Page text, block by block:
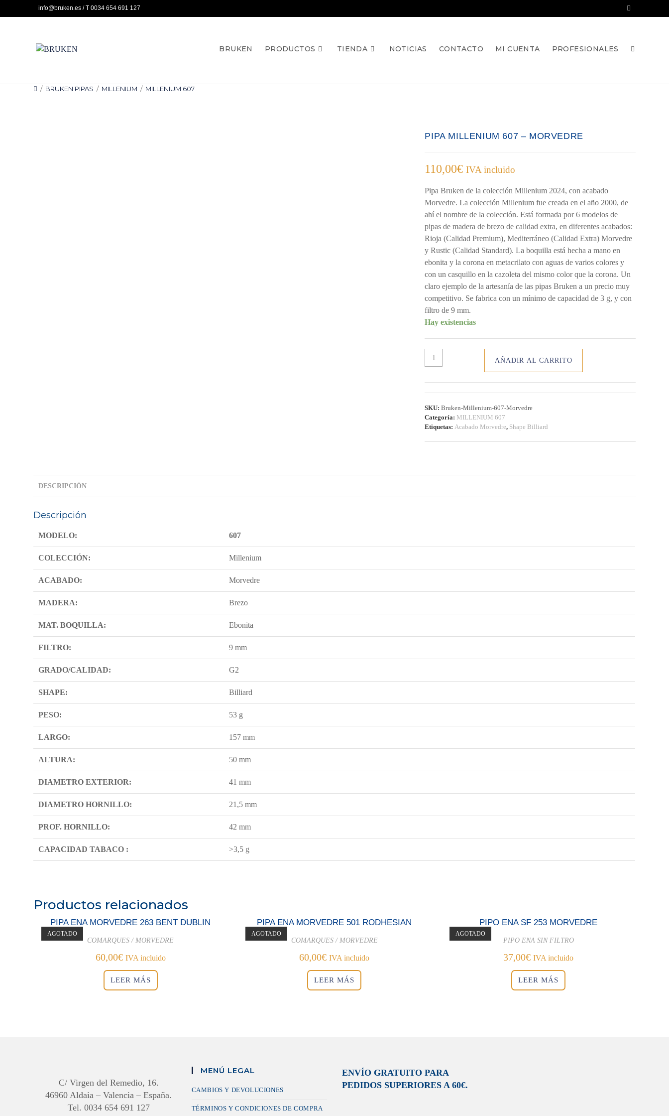
al
info@bruken.es / T 0034 654 691 127
BRUKEN PRODUCTOS TIENDA NOTICIAS CONTACTO MI CUENTA PROFESIONALES
/ BRUKEN PIPAS / MILLENIUM / MILLENIUM 607
PIPA MILLENIUM 607 – MORVEDRE
110,00€ IVA incluido
Pipa Bruken de la colección Millenium 2024, con acabado
Morvedre. La colección Millenium fue creada en el año 2000, de
ahí el nombre de la colección. Está formada por 6 modelos de
pipas de madera de brezo de calidad extra, en diferentes acabados:
Rioja (Calidad Premium), Mediterráneo (Calidad Extra) Morvedre
y Rustic (Calidad Standard). La boquilla está hecha a mano en
ebonita y la corona en metacrilato con aguas de varios colores y
con un casquillo en la cazoleta del mismo color que la corona. Un
claro ejemplo de la artesanía de las pipas Bruken a un precio muy
competitivo. Se fabrica con un mínimo de capacidad de 3 g, y con
filtro de 9 mm.
Hay existencias
PIPA
–
MORVEDRE
cantidad
AÑADIR AL CARRITO
SKU:Bruken-Millenium-607-Morvedre
Categoría: MILLENIUM 607
Etiquetas:Acabado Morvedre, Shape Billiard
DESCRIPCIÓN
Descripción
MODELO: 607
COLECCIÓN: Millenium
ACABADO: Morvedre
MADERA: Brezo
MAT. BOQUILLA: Ebonita
FILTRO: 9 mm
GRADO/CALIDAD: G2
SHAPE: Billiard
PESO: 53 g
LARGO: 157 mm
ALTURA: 50 mm
DIAMETRO EXTERIOR: 41 mm
DIAMETRO HORNILLO: 21,5 mm
PROF. HORNILLO: 42 mm
CAPACIDAD TABACO : >3,5 g
Productos relacionados
AGOTADO
PIPA ENA MORVEDRE 263 BENT DUBLIN
COMARQUES / MORVEDRE
60,00€ IVA incluido
LEER MÁS
AGOTADO
PIPA ENA MORVEDRE 501 RODHESIAN
COMARQUES / MORVEDRE
60,00€ IVA incluido
LEER MÁS
AGOTADO
PIPO ENA SF 253 MORVEDRE
PIPO ENA SIN FILTRO
37,00€ IVA incluido
LEER MÁS
C/ Virgen del Remedio, 16.
46960 Aldaia – Valencia – España.
Tel. 0034 654 691 127
MENÚ LEGAL
CAMBIOS Y DEVOLUCIONES
TÉRMINOS Y CONDICIONES DE COMPRA
ENVÍO GRATUITO PARA
PEDIDOS SUPERIORES A 60€.